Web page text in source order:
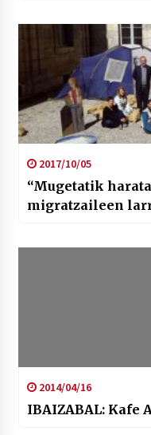
2017/10/05
“Mugetatik
migratzaileen
2014/04/16
IBAIZABAL: Kafe